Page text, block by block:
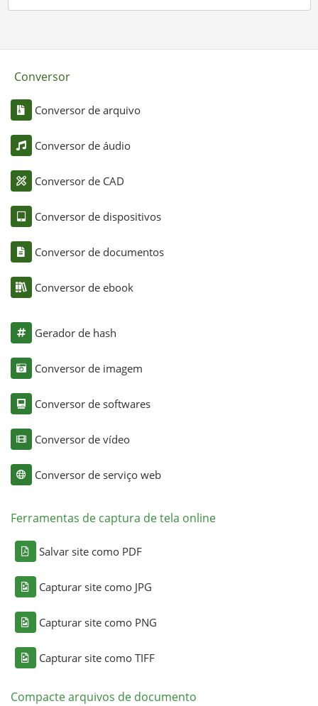
Conversor
Conversor de arquivo
Conversor de áudio
Conversor de CAD
Conversor de dispositivos
Conversor de documentos
Conversor de ebook
Gerador de hash
Conversor de imagem
Conversor de softwares
Conversor de vídeo
Conversor de serviço web
Ferramentas de captura de tela online
Salvar site como PDF
Capturar site como JPG
Capturar site como PNG
Capturar site como TIFF
Compacte arquivos de documento